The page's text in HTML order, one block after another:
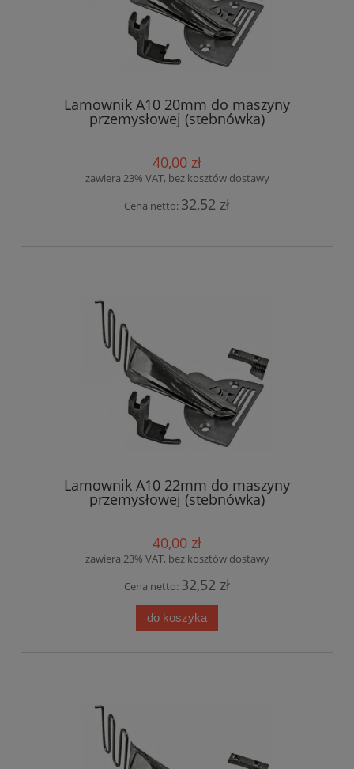
Lamownik A10 20mm do maszyny
przemysłowej (stebnówka)
40,00 zł
zawiera 23% VAT, bez kosztów dostawy
Cena netto: 32,52 zł
Lamownik A10 22mm do maszyny
przemysłowej (stebnówka)
40,00 zł
zawiera 23% VAT, bez kosztów dostawy
Cena netto: 32,52 zł
do koszyka